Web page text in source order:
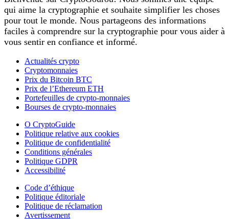
qui aime la cryptographie et souhaite simplifier les choses
pour tout le monde. Nous partageons des informations
faciles à comprendre sur la cryptographie pour vous aider à
vous sentir en confiance et informé.
Actualités crypto
Cryptomonnaies
Prix du Bitcoin BTC
Prix de l’Ethereum ETH
Portefeuilles de crypto-monnaies
Bourses de crypto-monnaies
O CryptoGuide
Politique relative aux cookies
Politique de confidentialité
Conditions générales
Politique GDPR
Accessibilité
Code d’éthique
Politique éditoriale
Politique de réclamation
Avertissement